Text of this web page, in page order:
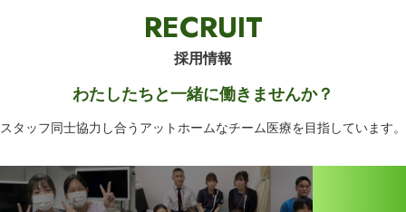
RECRUIT
採用情報
わたしたちと一緒に働きませんか？
スタッフ同士協力し合うアットホームなチーム医療を目指しています。